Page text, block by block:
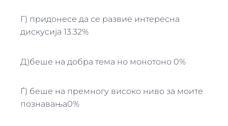
Г) придонесе да се развие интересна
дискусија 13.32%
Д)беше на добра тема но монотоно 0%
Ѓ) беше на премногу високо ниво за моите
познавања0%